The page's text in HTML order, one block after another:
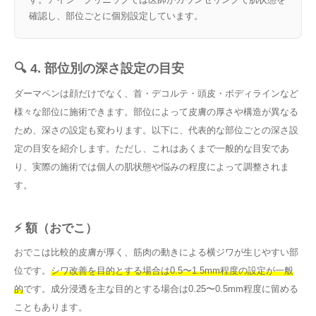
確認し、部位ごとに個別設定しています。
🔍 4. 部位別の深さ設定の目安
ダーマペンは顔だけでなく、首・デコルテ・頭皮・ボディラインなど
様々な部位に施術できます。部位によって皮膚の厚さや構造が異なる
ため、深さの設定も変わります。以下に、代表的な部位ごとの深さ設
定の目安を紹介します。ただし、これはあくまで一般的な目安であ
り、実際の施術では個人の肌状態や悩みの程度によって調整されま
す。
⚡ 額（おでこ）
おでこは比較的皮膚が厚く、筋肉の動きによる横ジワが生じやすい部
位です。 シワ改善を目的とする場合は0.5〜1.5mm程度の設定が一般
的です。成分浸透を主な目的とする場合は0.25〜0.5mm程度に留める
こともあります。